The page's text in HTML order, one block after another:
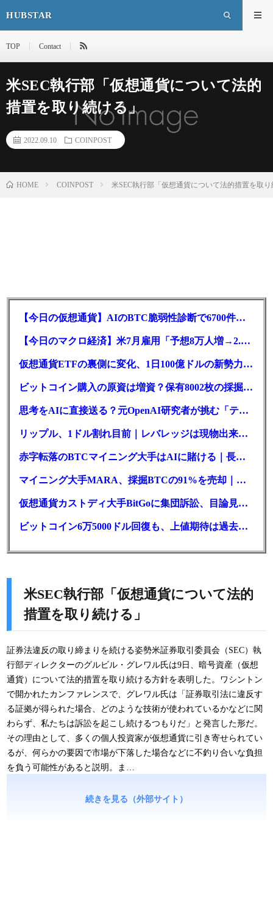
HUBSTAR
TOP Contact
米SEC執行部「仮想通貨について法的
措置を取り続ける」
2022.09.10 COINPOST
HOME COINPOST 米SEC執行部「仮想通貨について法的措置を取
【今日の仮想通貨】AIのBTC脆弱性診断で6700件の指摘。赤字マイニング企業はAIに賭ける
【今日のマクロ経済】米7月雇用「予想8万人増→2.3万人減」で利上げ観測後退
仮想通貨ETFの裏側に変化、1日100億ドルの新勢力がSEC登録
ビットコイン購入の原資は増資？保有8002枚の採掘企業の実態とは
思考をAIに直接送る？元OpenAI研究者が挑む「テレパシー」開発とは
リップル、1ドル割れ目前｜レバレッジは現物出来高の6倍超
赤字転落のBTCマイニング大手はAIに賭ける｜長期負債17.8億ドル
マイニング大手MARA、採掘BTCの91%を売却｜純損失6億ドル
仮想通貨カストディ大手BitGoに集団訴訟、目論見書が争点に
ビットコイン6万5000ドル回復も、上値期待は過去最低の23%
米SEC執行部「仮想通貨について法的
措置を取り続ける」
証券法違反の取り締まりを続ける姿勢米証券取引委員会（SEC）執
行部ディレクターのグルビル・グレワル氏は9日、暗号資産（仮想
通貨）について法的措置を取り続ける方針を表明した。ワシントン
で開かれたカンファレンスで、グレワル氏は「証券取引法に違反す
る証拠が得られた場合、どのような技術が使われているかなどに関
わらず、私たちは訴訟を起こし続けるつもりだ」と発言した形だ。
その理由として、多くの個人投資家が仮想通貨に引き寄せられてい
るが、何らかの要因で市場が下落した場合などに不釣り合いな負担
を負う可能性があると説明。ま…
続きを見る（外部サイト）